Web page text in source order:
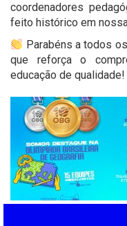
coordenadores
feito histórico em
Parabéns a todos
que reforça o
educação de qualidade!